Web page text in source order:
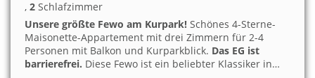
, 2 Schlafzimmer
Unsere größte Fewo am Kurpark! Schönes 4-Sterne-
Maisonette-Appartement mit drei Zimmern für 2-4
Personen mit Balkon und Kurparkblick. Das EG ist
barrierefrei. Diese Fewo ist ein beliebter Klassiker in